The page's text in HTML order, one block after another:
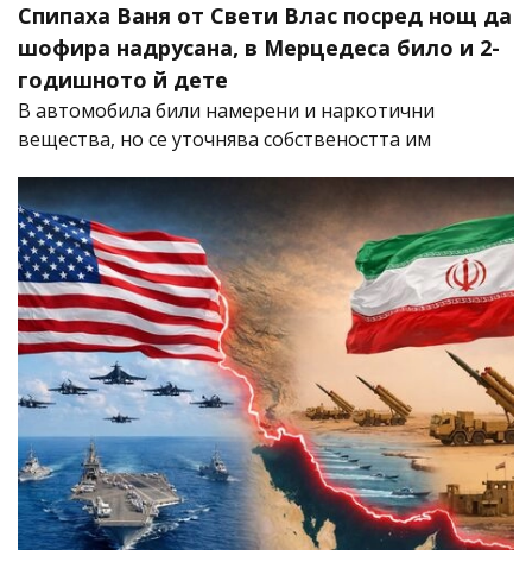
Спипаха Ваня от Свети Влас посред нощ да
шофира надрусана, в Мерцедеса било и 2-
годишното й дете
В автомобила били намерени и наркотични
вещества, но се уточнява собствеността им